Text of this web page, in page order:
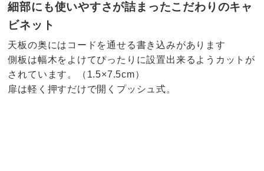
細部にも使いやすさが詰まったこだわりのキャ
ビネット
天板の奥にはコードを通せる書き込みがあります
側板は幅木をよけてぴったりに設置出来るようカットが
されています。（1.5×7.5cm）
扉は軽く押すだけで開くプッシュ式。